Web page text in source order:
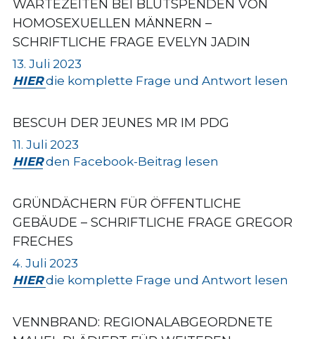
WARTEZEITEN BEI BLUTSPENDEN VON
HOMOSEXUELLEN MÄNNERN –
SCHRIFTLICHE FRAGE EVELYN JADIN
13. Juli 2023
HIER die komplette Frage und Antwort lesen
BESCUH DER JEUNES MR IM PDG
11. Juli 2023
HIER den Facebook-Beitrag lesen
GRÜNDÄCHERN FÜR ÖFFENTLICHE
GEBÄUDE – SCHRIFTLICHE FRAGE GREGOR
FRECHES
4. Juli 2023
HIER die komplette Frage und Antwort lesen
VENNBRAND: REGIONALABGEORDNETE